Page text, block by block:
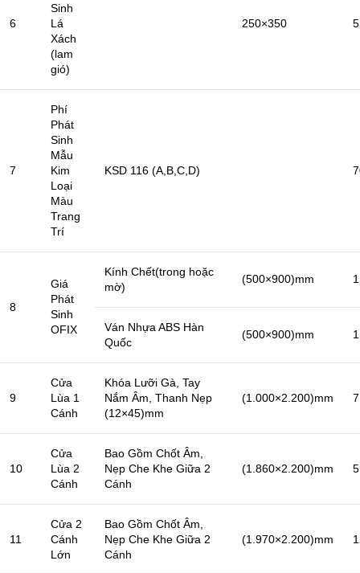
6
Sinh
Lá
Xách
(lam
gió)
250×350
7
Phí
Phát
Sinh
Mẫu
Kim
Loại
Màu
Trang
Trí
KSD 116 (A,B,C,D)
8
Giá
Phát
Sinh
OFIX
Kính Chết(trong hoặc
mờ)
(500×900)mm
Ván Nhựa ABS Hàn
Quốc
(500×900)mm
9
Cửa
Lùa 1
Cánh
Khóa Lưỡi Gà, Tay
Nắm Âm, Thanh Nẹp
(12×45)mm
(1.000×2.200)mm
10
Cửa
Lùa 2
Cánh
Bao Gồm Chốt Âm,
Nẹp Che Khe Giữa 2
Cánh
(1.860×2.200)mm
11
Cửa 2
Cánh
Lớn
Bao Gồm Chốt Âm,
Nẹp Che Khe Giữa 2
Cánh
(1.970×2.200)mm